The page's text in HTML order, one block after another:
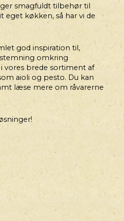
smagfuldt tilbehør til
køkken, så har vi de
god inspiration til,
omkring
vores brede sortiment af
aioli og pesto. Du kan
læse mere om råvarerne